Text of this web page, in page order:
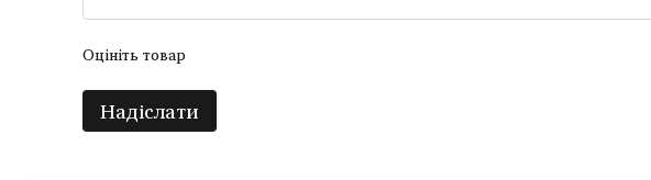
Оцініть товар
Надіслати